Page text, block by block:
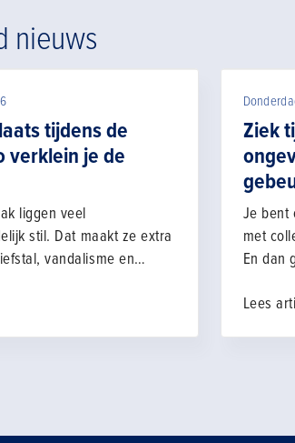
nieuws
tijdens de
verklein je de
liggen veel
stil. Dat maakt ze extra
vandalisme en
staan bij de beveiliging
Ziek
Je bent
met
En dan
doe je
Lees